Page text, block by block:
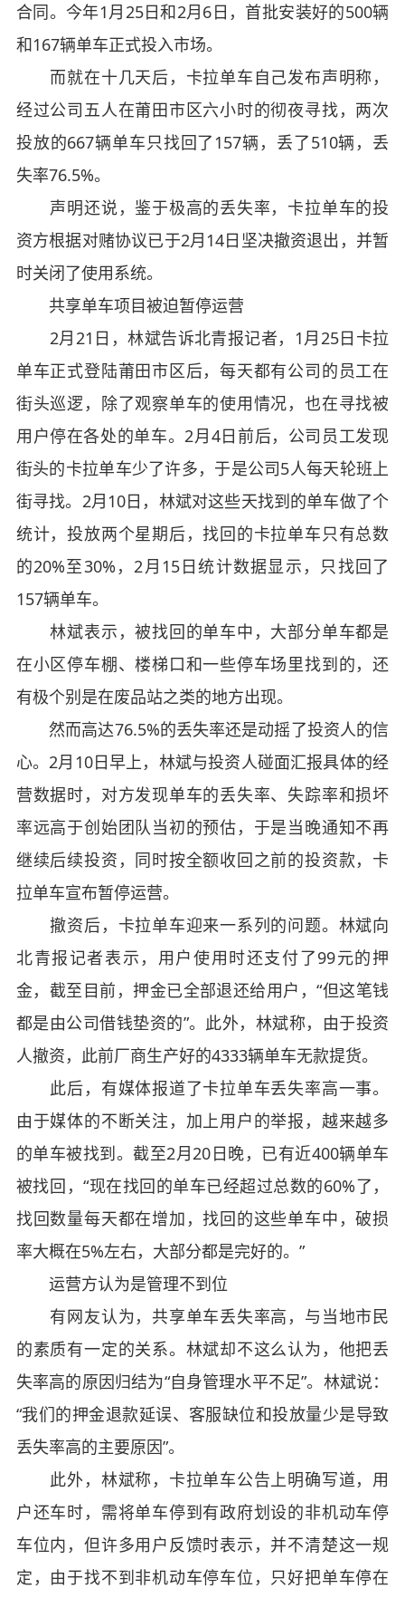
合同。今年1月25日和2月6日，首批安装好的500辆
和167辆单车正式投入市场。
而就在十几天后，卡拉单车自己发布声明称，
经过公司五人在莆田市区六小时的彻夜寻找，两次
投放的667辆单车只找回了157辆，丢了510辆，丢
失率76.5%。
声明还说，鉴于极高的丢失率，卡拉单车的投
资方根据对赌协议已于2月14日坚决撤资退出，并暂
时关闭了使用系统。
共享单车项目被迫暂停运营
2月21日，林斌告诉北青报记者，1月25日卡拉
单车正式登陆莆田市区后，每天都有公司的员工在
街头巡逻，除了观察单车的使用情况，也在寻找被
用户停在各处的单车。2月4日前后，公司员工发现
街头的卡拉单车少了许多，于是公司5人每天轮班上
街寻找。2月10日，林斌对这些天找到的单车做了个
统计，投放两个星期后，找回的卡拉单车只有总数
的20%至30%，2月15日统计数据显示，只找回了
157辆单车。
林斌表示，被找回的单车中，大部分单车都是
在小区停车棚、楼梯口和一些停车场里找到的，还
有极个别是在废品站之类的地方出现。
然而高达76.5%的丢失率还是动摇了投资人的信
心。2月10日早上，林斌与投资人碰面汇报具体的经
营数据时，对方发现单车的丢失率、失踪率和损坏
率远高于创始团队当初的预估，于是当晚通知不再
继续后续投资，同时按全额收回之前的投资款，卡
拉单车宣布暂停运营。
撤资后，卡拉单车迎来一系列的问题。林斌向
北青报记者表示，用户使用时还支付了99元的押
金，截至目前，押金已全部退还给用户，“但这笔钱
都是由公司借钱垫资的”。此外，林斌称，由于投资
人撤资，此前厂商生产好的4333辆单车无款提货。
此后，有媒体报道了卡拉单车丢失率高一事。
由于媒体的不断关注，加上用户的举报，越来越多
的单车被找到。截至2月20日晚，已有近400辆单车
被找回，“现在找回的单车已经超过总数的60%了，
找回数量每天都在增加，找回的这些单车中，破损
率大概在5%左右，大部分都是完好的。”
运营方认为是管理不到位
有网友认为，共享单车丢失率高，与当地市民
的素质有一定的关系。林斌却不这么认为，他把丢
失率高的原因归结为“自身管理水平不足”。林斌说：
“我们的押金退款延误、客服缺位和投放量少是导致
丢失率高的主要原因”。
此外，林斌称，卡拉单车公告上明确写道，用
户还车时，需将单车停到有政府划设的非机动车停
车位内，但许多用户反馈时表示，并不清楚这一规
定，由于找不到非机动车停车位，只好把单车停在